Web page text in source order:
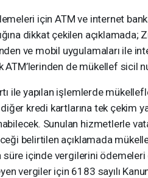
için ATM ve internet
dikkat çekilen açıklamada;
ve mobil uygulamaları ile
ATM’lerinden de mükellef sicil
ile yapılan işlemlerde
kredi kartlarına tek çekim
Sunulan hizmetlerle
belirtilen açıklamada
süre içinde vergilerini
vergiler için 6183 sayılı